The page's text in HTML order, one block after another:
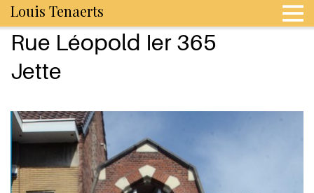
Louis Tenaerts
Rue Léopold Ier 365
Jette